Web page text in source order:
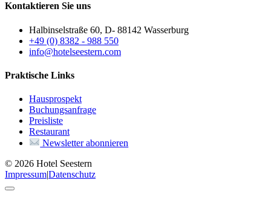
Kontaktieren Sie uns
Halbinselstraße 60, D- 88142 Wasserburg
+49 (0) 8382 - 988 550
info@hotelseestern.com
Praktische Links
Hausprospekt
Buchungsanfrage
Preisliste
Restaurant
Newsletter abonnieren
© 2026 Hotel Seestern
Impressum|Datenschutz